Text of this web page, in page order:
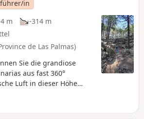
in
m
-314 m
de Las Palmas)
Sie die grandiose
aus fast 360°
Luft in dieser Höhe
mit herrlichen